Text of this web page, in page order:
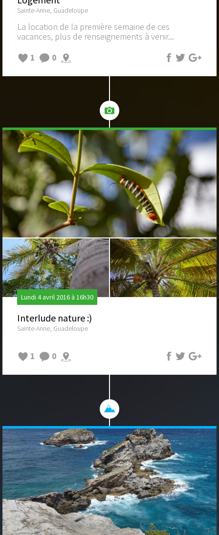
Sainte-Anne, Guadeloupe
La location de la première semaine de ces
vacances, plus de renseignements à venir...
1
0
Lundi 4 avril 2016 à 16h30
Interlude nature :)
Sainte-Anne, Guadeloupe
1 0